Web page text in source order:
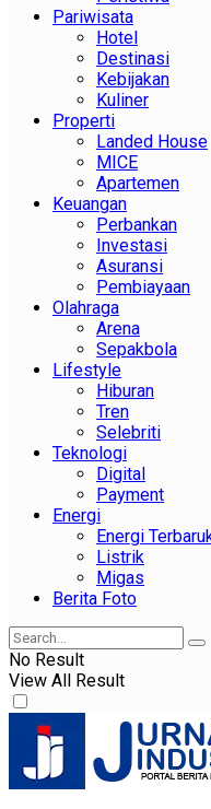
Pariwisata
Hotel
Destinasi
Kebijakan
Kuliner
Properti
Landed House
MICE
Apartemen
Keuangan
Perbankan
Investasi
Asuransi
Pembiayaan
Olahraga
Arena
Sepakbola
Lifestyle
Hiburan
Tren
Selebriti
Teknologi
Digital
Payment
Energi
Energi
Listrik
Migas
Berita Foto
No Result
View All Result